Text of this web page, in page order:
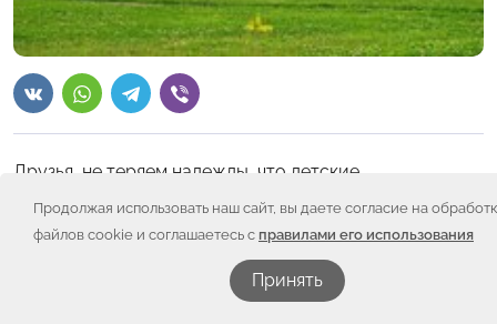
Продолжая использовать наш сайт, вы даете согласие на
файлов cookie и соглашаетесь с правилами его использования
Принять
Друзья, не теряем надежды, что детские
середине лета!
родителям наших подопечных о лагере «Шередарь»
во Владимирской области. Дети и родители его